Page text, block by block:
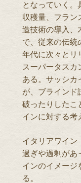
となっていく。
収穫量、フラン
造技術の導入、
で、従来の伝統
年代に次々とリ
スーパータスカ
ある。サッシカ
が、ブラインド
破ったりしたこ
インに対する考
イタリアワイ
過ぎや過剰があ
インのイメージ
る。